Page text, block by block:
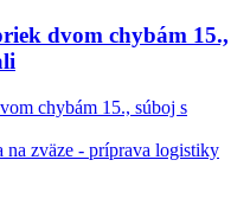
dvom chybám 15.,